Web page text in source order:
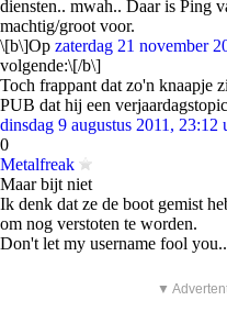
diensten.. mwah.. Daar is Ping
machtig/groot voor.
\[b\]Op zaterdag 21 november
volgende:\[/b\]
Toch frappant dat zo'n knaapje
PUB dat hij een
dinsdag 9 augustus 2011, 23:12
0
Metalfreak
Maar bijt niet
Ik denk dat ze de boot gemist
om nog verstoten te worden.
Don't let my username fool
▼